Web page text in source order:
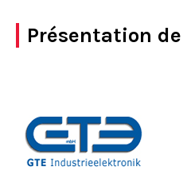
Présentation